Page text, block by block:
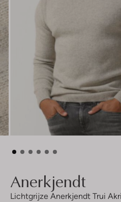
Anerkjendt
Lichtgrijze Anerkjendt Trui